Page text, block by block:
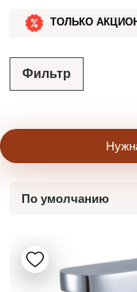
ТОЛЬКО
Фильтр